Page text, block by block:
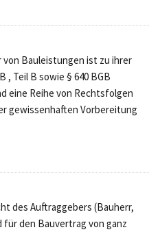
Bauleistungen ist zu ihrer
, Teil B sowie § 640 BGB
eine Reihe von Rechtsfolgen
gewissenhaften Vorbereitung
des Auftraggebers (Bauherr,
den Bauvertrag von ganz